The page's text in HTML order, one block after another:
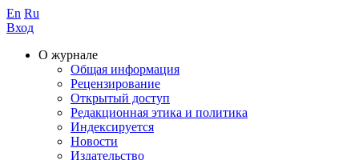
En Ru
Вход
О журнале
Общая информация
Рецензирование
Открытый доступ
Редакционная этика и политика
Индекcируется
Новости
Издательство